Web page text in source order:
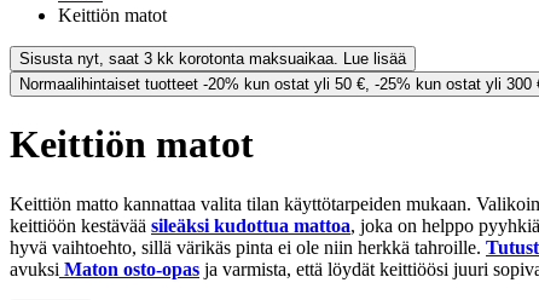
Keittiön matot
Sisusta nyt, saat 3 kk korotonta maksuaikaa. Lue lisää
Normaalihintaiset tuotteet -20% kun ostat yli 50 €, -25% kun ostat yli 300
Keittiön matot
Keittiön matto kannattaa valita tilan käyttötarpeiden mukaan.
keittiöön kestävää sileäksi kudottua mattoa, joka on helppo
hyvä vaihtoehto, sillä värikäs pinta ei ole niin herkkä tahroille.
avuksi Maton osto-opas ja varmista, että löydät keittiöösi juuri